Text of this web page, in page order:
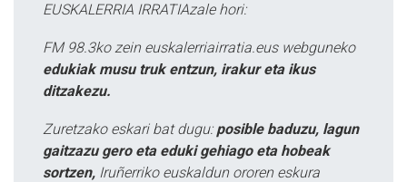
EUSKALERRIA IRRATIAzale hori:
FM 98.3ko zein euskalerriairratia.eus webguneko
edukiak musu truk entzun, irakur eta ikus
ditzakezu.
Zuretzako eskari bat dugu: posible baduzu, lagun
gaitzazu gero eta eduki gehiago eta hobeak
sortzen, Iruñerriko euskaldun ororen eskura